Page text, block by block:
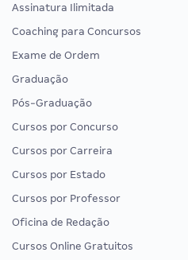
Assinatura Ilimitada
Coaching para Concursos
Exame de Ordem
Graduação
Pós-Graduação
Cursos por Concurso
Cursos por Carreira
Cursos por Estado
Cursos por Professor
Oficina de Redação
Cursos Online Gratuitos